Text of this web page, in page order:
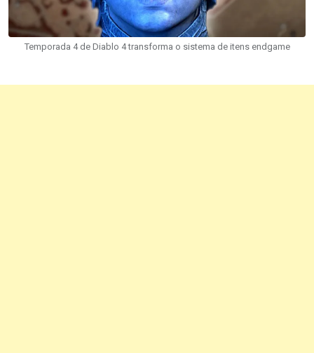
Temporada 4 de Diablo 4 transforma o sistema de itens endgame